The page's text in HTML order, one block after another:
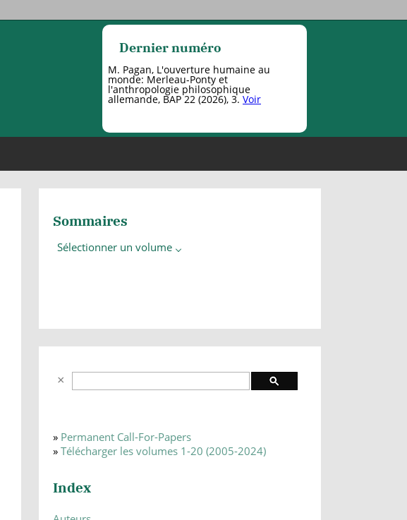
Dernier numéro
M. Pagan, L'ouverture humaine au
monde: Merleau-Ponty et
l'anthropologie philosophique
allemande, BAP 22 (2026), 3. Voir
Sommaires
Sélectionner un volume
» Permanent Call-For-Papers
» Télécharger les volumes 1-20 (2005-2024)
Index